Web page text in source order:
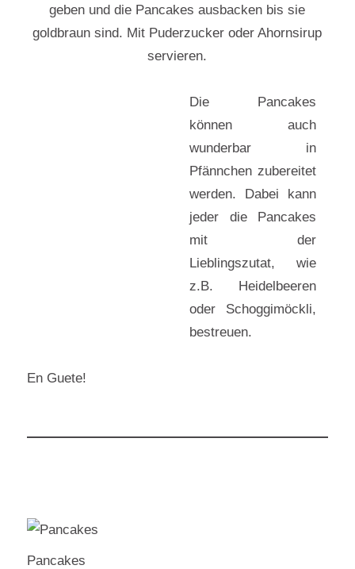
geben und die Pancakes ausbacken bis sie
goldbraun sind. Mit Puderzucker oder Ahornsirup
servieren.
Die Pancakes
können auch
wunderbar in
Pfännchen zubereitet
werden. Dabei kann
jeder die Pancakes
mit der
Lieblingszutat, wie
z.B. Heidelbeeren
oder Schoggimöckli,
bestreuen.
En Guete!
Pancakes